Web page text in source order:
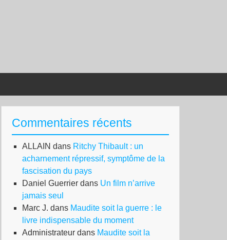
Commentaires récents
ALLAIN dans Ritchy Thibault : un
acharnement répressif, symptôme de la
fascisation du pays
Daniel Guerrier dans Un film n’arrive
jamais seul
Marc J. dans Maudite soit la guerre : le
livre indispensable du moment
Administrateur dans Maudite soit la